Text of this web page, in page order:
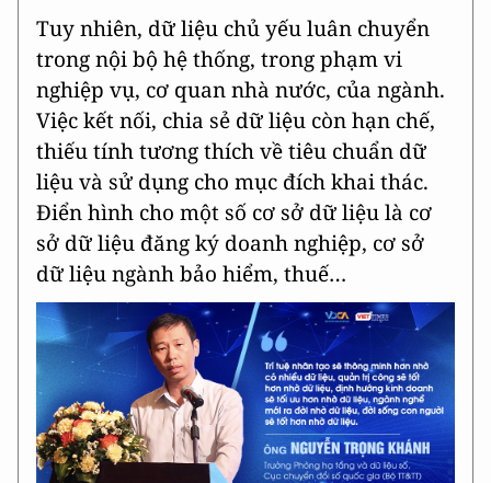
Tuy nhiên, dữ liệu chủ yếu luân chuyển
trong nội bộ hệ thống, trong phạm vi
nghiệp vụ, cơ quan nhà nước, của ngành.
Việc kết nối, chia sẻ dữ liệu còn hạn chế,
thiếu tính tương thích về tiêu chuẩn dữ
liệu và sử dụng cho mục đích khai thác.
Điển hình cho một số cơ sở dữ liệu là cơ
sở dữ liệu đăng ký doanh nghiệp, cơ sở
dữ liệu ngành bảo hiểm, thuế…